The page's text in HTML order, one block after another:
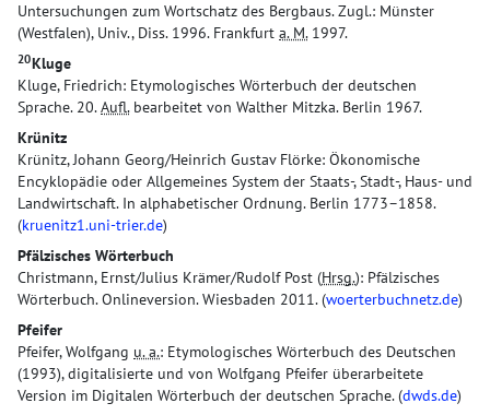
Untersuchungen zum Wortschatz des Bergbaus. Zugl.: Münster
(Westfalen), Univ., Diss. 1996. Frankfurt a. M.1997.
20Kluge
Kluge, Friedrich: Etymologisches Wörterbuch der deutschen
Sprache. 20.Aufl.bearbeitet von Walther Mitzka. Berlin 1967.
Krünitz
Krünitz, Johann Georg/Heinrich Gustav Flörke: Ökonomische
Encyklopädie oder Allgemeines System der Staats-, Stadt-, Haus- und
Landwirtschaft. In alphabetischer Ordnung. Berlin 1773–1858.
(kruenitz1.uni-trier.de)
Pfälzisches Wörterbuch
Christmann, Ernst/Julius Krämer/Rudolf Post (Hrsg.): Pfälzisches
Wörterbuch. Onlineversion. Wiesbaden 2011. (woerterbuchnetz.de)
Pfeifer
Pfeifer, Wolfgang u. a.: Etymologisches Wörterbuch des Deutschen
(1993), digitalisierte und von Wolfgang Pfeifer überarbeitete
Version im Digitalen Wörterbuch der deutschen Sprache. (dwds.de)